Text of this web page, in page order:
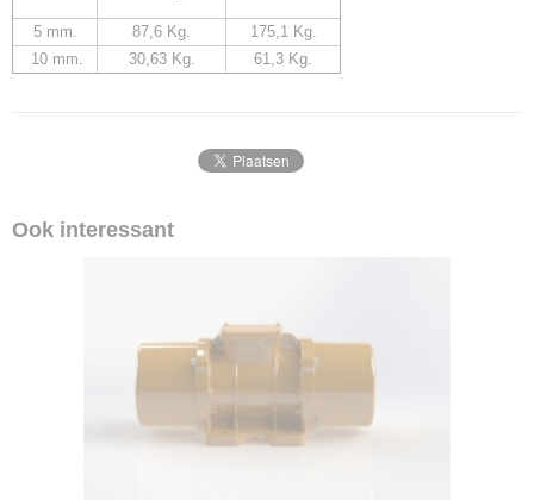
5 mm. 87,6 Kg.
175,1 Kg.
10 mm.
30,63 Kg. 61,3 Kg.
Ook interessant